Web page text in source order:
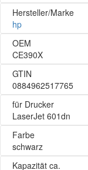
Hersteller/Marke
hp
OEM
CE390X
GTIN
0884962517765
für Drucker
LaserJet 601dn
Farbe
schwarz
Kapazität ca.